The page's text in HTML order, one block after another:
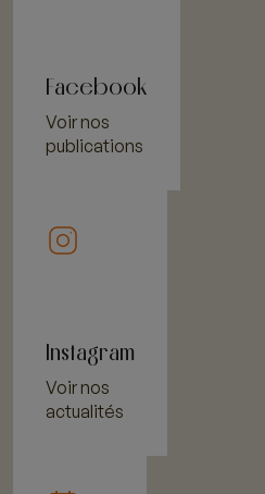
Facebook
Voir nos
publications
Instagram
Voir nos
actualités